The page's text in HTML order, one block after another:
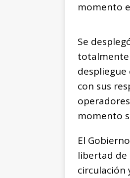
momento
Se
totalmente
con sus
momento
El
libertad de
circulación